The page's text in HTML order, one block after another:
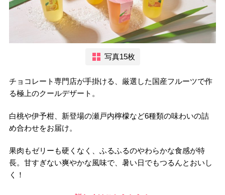
写真15枚
チョコレート専門店が手掛ける、厳選した国産フルーツで作
る極上のクールデザート。
白桃や伊予柑、新登場の瀬戸内檸檬など6種類の味わいの詰
め合わせをお届け。
果肉もゼリーも硬くなく、ふるふるのやわらかな食感が特
長。甘すぎない爽やかな風味で、暑い日でもつるんとおいし
く！